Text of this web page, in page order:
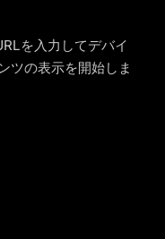
を入力してデバイ
ツの表示を開始しま